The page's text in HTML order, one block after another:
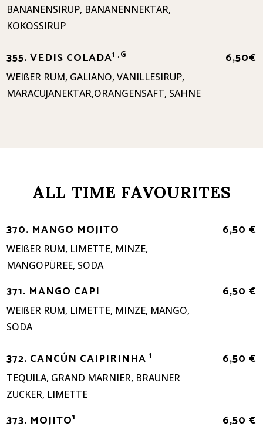
BANANENSIRUP, BANANENNEKTAR,
KOKOSSIRUP
355. VEDIS COLADA1 ,G
WEIßER RUM, GALIANO, VANILLESIRUP,
MARACUJANEKTAR,ORANGENSAFT, SAHNE
6,50€
ALL TIME FAVOURITES
370. MANGO MOJITO
WEIßER RUM, LIMETTE, MINZE,
MANGOPÜREE, SODA
6,50 €
371. MANGO CAPI
WEIßER RUM, LIMETTE, MINZE, MANGO,
SODA
6,50 €
372. CANCÚN CAIPIRINHA1
TEQUILA, GRAND MARNIER, BRAUNER
ZUCKER, LIMETTE
6,50 €
373. MOJITO1
6,50 €